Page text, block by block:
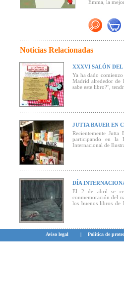
Emma, la
Noticias Relacionadas
XXXVI SALÓN
Ya ha dado
Madrid alrededor de
sabe este libro?",
JUTTA BAUER EN
Recientemente
participando en la
Internacional de
DÍA
El 2 de abril se
conmemoración del
los buenos libros de
Aviso legal | Política de